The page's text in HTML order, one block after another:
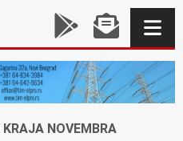
KRAJA NOVEMBRA